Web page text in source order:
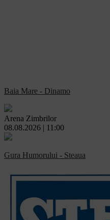
Baia Mare - Dinamo
Arena Zimbrilor
08.08.2026 | 11:00
Gura Humorului - Steaua